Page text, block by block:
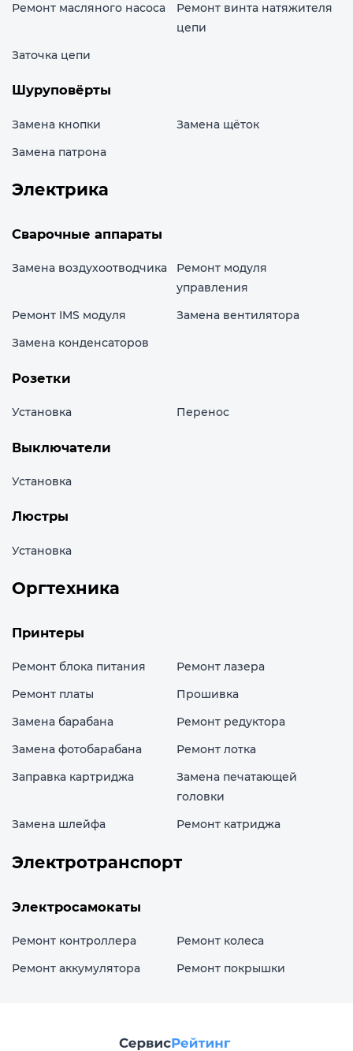
Ремонт масляного насоса
Ремонт винта натяжителя
цепи
Заточка цепи
Шуруповёрты
Замена кнопки
Замена щёток
Замена патрона
Электрика
Сварочные аппараты
Замена воздухоотводчика
Ремонт модуля
управления
Ремонт IMS модуля
Замена вентилятора
Замена конденсаторов
Розетки
Установка Перенос
Выключатели
Установка
Люстры
Установка
Оргтехника
Принтеры
Ремонт блока питания
Ремонт лазера
Ремонт платы
Прошивка
Замена барабана
Ремонт редуктора
Замена фотобарабана
Ремонт лотка
Заправка картриджа
Замена печатающей
головки
Замена шлейфа
Ремонт катриджа
Электротранспорт
Электросамокаты
Ремонт контроллера
Ремонт колеса
Ремонт аккумулятора
Ремонт покрышки